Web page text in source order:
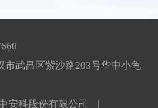
市武昌区紫沙路203号华中小龟
安科股份有限公司 |